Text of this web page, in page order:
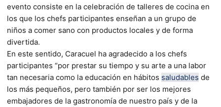
evento consiste en la celebración de talleres de cocina en
los que los chefs participantes enseñan a un grupo de
niños a comer sano con productos locales y de forma
divertida.
En este sentido, Caracuel ha agradecido a los chefs
participantes “por prestar su tiempo y su arte a una labor
tan necesaria como la educación en hábitos saludables de
los más pequeños, pero también por ser los mejores
embajadores de la gastronomía de nuestro país y de la